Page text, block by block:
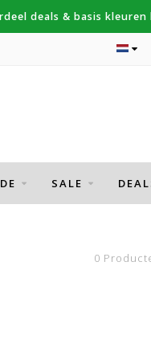
deals & basis kleuren
Topmerken
SALE
0